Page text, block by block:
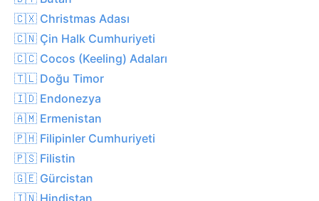
🇨🇽 Christmas Adası
🇨🇳 Çin Halk Cumhuriyeti
🇨🇨 Cocos (Keeling) Adaları
🇹🇱 Doğu Timor
🇮🇩 Endonezya
🇦🇲 Ermenistan
🇵🇭 Filipinler Cumhuriyeti
🇵🇸 Filistin
🇬🇪 Gürcistan
🇮🇳 Hindistan